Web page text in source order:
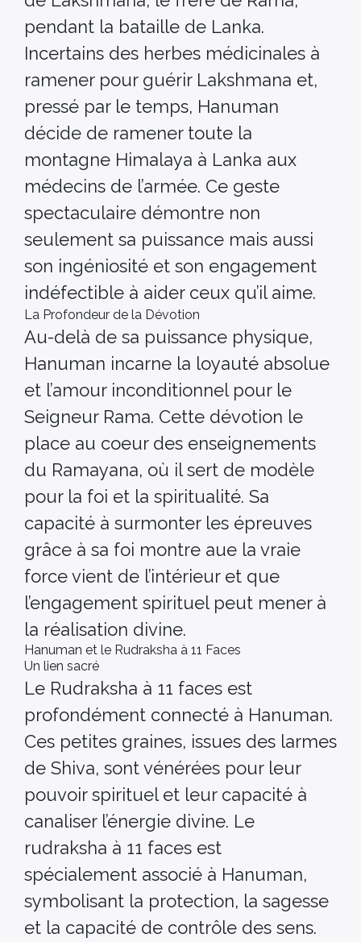
pendant la bataille de Lanka.
Incertains des herbes médicinales à
ramener pour guérir Lakshmana et,
pressé par le temps, Hanuman
décide de ramener toute la
montagne Himalaya à Lanka aux
médecins de l’armée. Ce geste
spectaculaire démontre non
seulement sa puissance mais aussi
son ingéniosité et son engagement
indéfectible à aider ceux qu’il aime.
La Profondeur de la Dévotion
Au-delà de sa puissance physique,
Hanuman incarne la loyauté absolue
et l’amour inconditionnel pour le
Seigneur Rama. Cette dévotion le
place au coeur des enseignements
du Ramayana, où il sert de modèle
pour la foi et la spiritualité. Sa
capacité à surmonter les épreuves
grâce à sa foi montre aue la vraie
force vient de l’intérieur et que
l’engagement spirituel peut mener à
la réalisation divine.
Hanuman et le Rudraksha à 11 Faces
Un lien sacré
Le Rudraksha à 11 faces est
profondément connecté à Hanuman.
Ces petites graines, issues des larmes
de Shiva, sont vénérées pour leur
pouvoir spirituel et leur capacité à
canaliser l’énergie divine. Le
rudraksha à 11 faces est
spécialement associé à Hanuman,
symbolisant la protection, la sagesse
et la capacité de contrôle des sens.